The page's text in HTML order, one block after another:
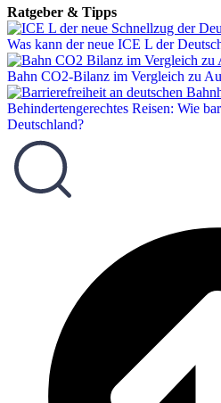
Ratgeber & Tipps
Was kann der neue ICE L der
Bahn CO2-Bilanz im Vergleich zu
Behindertengerechtes Reisen: Wie
Deutschland?